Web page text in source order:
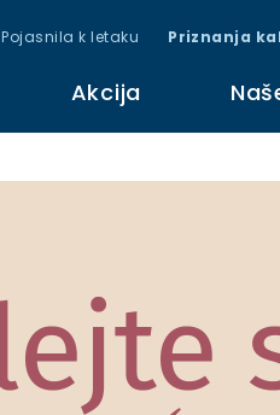
Pojasnila k letaku Priznanja
Akcija